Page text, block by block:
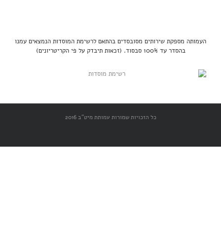
העמותה מספקת שירותים מסובסדים בהתאם לרשימת המוסדות הנמצאים עמנו
בהסדר עד 100% סבסוד. (זכאות תיבדק על פי הקריטריונים)
כל הזכויות שמורות עמותת מיט"ב 2016